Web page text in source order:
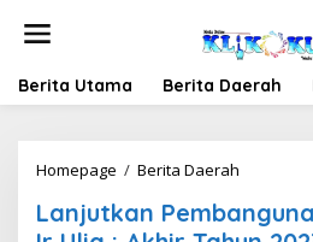
Berita Utama Berita Daerah
Homepage / Berita Daerah
Gedung
MPP,
Lanjutkan